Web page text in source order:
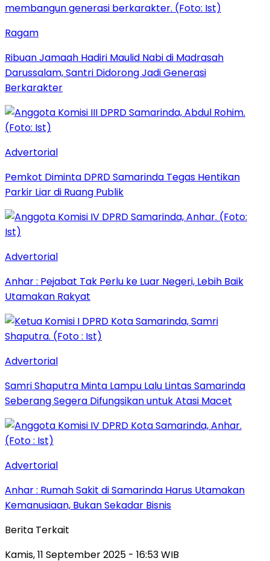
Ragam
Ribuan Jamaah Hadiri Maulid Nabi di Madrasah
Darussalam, Santri Didorong Jadi Generasi
Berkarakter
Advertorial
Pemkot Diminta DPRD Samarinda Tegas Hentikan
Parkir Liar di Ruang Publik
Advertorial
Anhar : Pejabat Tak Perlu ke Luar Negeri, Lebih Baik
Utamakan Rakyat
Advertorial
Samri Shaputra Minta Lampu Lalu Lintas Samarinda
Seberang Segera Difungsikan untuk Atasi Macet
Advertorial
Anhar : Rumah Sakit di Samarinda Harus Utamakan
Kemanusiaan, Bukan Sekadar Bisnis
Berita Terkait
Kamis, 11 September 2025 - 16:53 WIB